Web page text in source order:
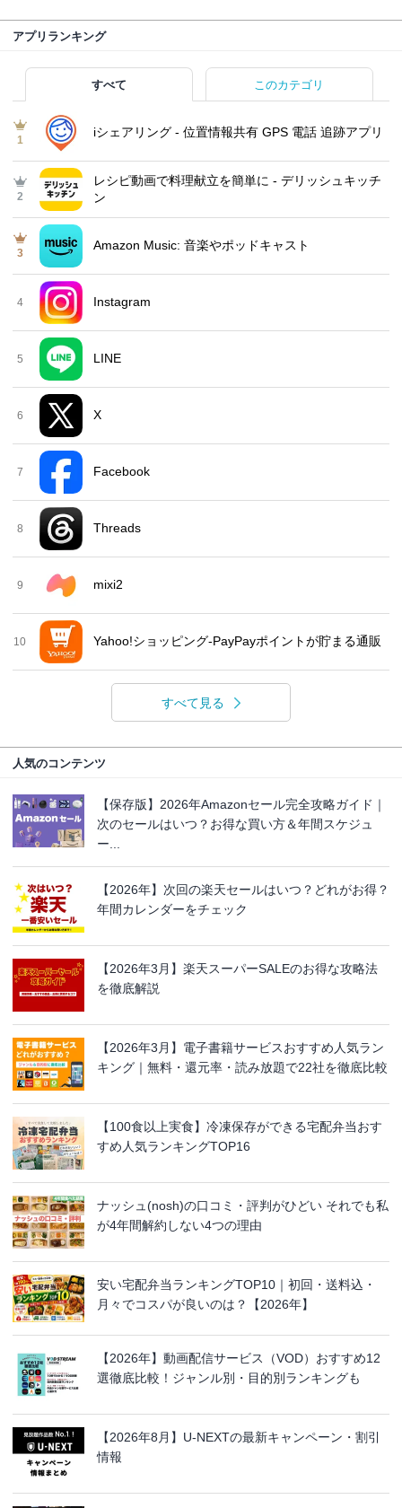
アプリランキング
すべて このカテゴリ
1
iシェアリング - 位置情報共有 GPS 電話 追跡アプリ
2
レシピ動画で料理献立を簡単‪に - デリッシュキッチ
ン
3
Amazon Music: 音楽やポッドキャスト
4 Instagram
5 LINE
6 X
7 Facebook
8 Threads
9 mixi2
10 Yahoo!ショッピング-PayPayポイントが貯まる通販
すべて見る
人気のコンテンツ
【保存版】2026年Amazonセール完全攻略ガイド｜
次のセールはいつ？お得な買い方＆年間スケジュ
ー...
【2026年】次回の楽天セールはいつ？どれがお得？
年間カレンダーをチェック
【2026年3月】楽天スーパーSALEのお得な攻略法
を徹底解説
【2026年3月】電子書籍サービスおすすめ人気ラン
キング｜無料・還元率・読み放題で22社を徹底比較
【100食以上実食】冷凍保存ができる宅配弁当おす
すめ人気ランキングTOP16
ナッシュ(nosh)の口コミ・評判がひどい それでも私
が4年間解約しない4つの理由
安い宅配弁当ランキングTOP10｜初回・送料込・
月々でコスパが良いのは？【2026年】
【2026年】動画配信サービス（VOD）おすすめ12
選徹底比較！ジャンル別・目的別ランキングも
【2026年8月】U-NEXTの最新キャンペーン・割引
情報